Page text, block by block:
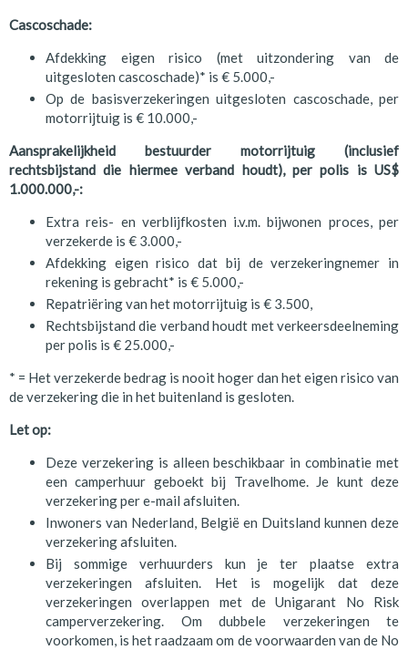
Cascoschade:
Afdekking eigen risico (met uitzondering van de
uitgesloten cascoschade)* is € 5.000,-
Op de basisverzekeringen uitgesloten cascoschade, per
motorrijtuig is € 10.000,-
Aansprakelijkheid bestuurder motorrijtuig (inclusief
rechtsbijstand die hiermee verband houdt), per polis is US$
1.000.000,-:
Extra reis- en verblijfkosten i.v.m. bijwonen proces, per
verzekerde is € 3.000,-
Afdekking eigen risico dat bij de verzekeringnemer in
rekening is gebracht* is € 5.000,-
Repatriëring van het motorrijtuig is € 3.500,
Rechtsbijstand die verband houdt met verkeersdeelneming
per polis is € 25.000,-
* = Het verzekerde bedrag is nooit hoger dan het eigen risico van
de verzekering die in het buitenland is gesloten.
Let op:
Deze verzekering is alleen beschikbaar in combinatie met
een camperhuur geboekt bij Travelhome. Je kunt deze
verzekering per e-mail afsluiten.
Inwoners van Nederland, België en Duitsland kunnen deze
verzekering afsluiten.
Bij sommige verhuurders kun je ter plaatse extra
verzekeringen afsluiten. Het is mogelijk dat deze
verzekeringen overlappen met de Unigarant No Risk
camperverzekering. Om dubbele verzekeringen te
voorkomen, is het raadzaam om de voorwaarden van de No